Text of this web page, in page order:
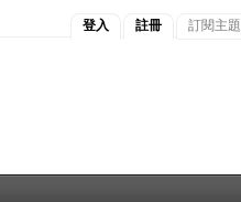
登入 註冊 訂閱主題